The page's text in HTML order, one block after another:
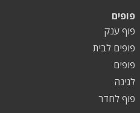
פופים
פוף ענק
פופים לבית
פופים
לגינה
פוף לחדר